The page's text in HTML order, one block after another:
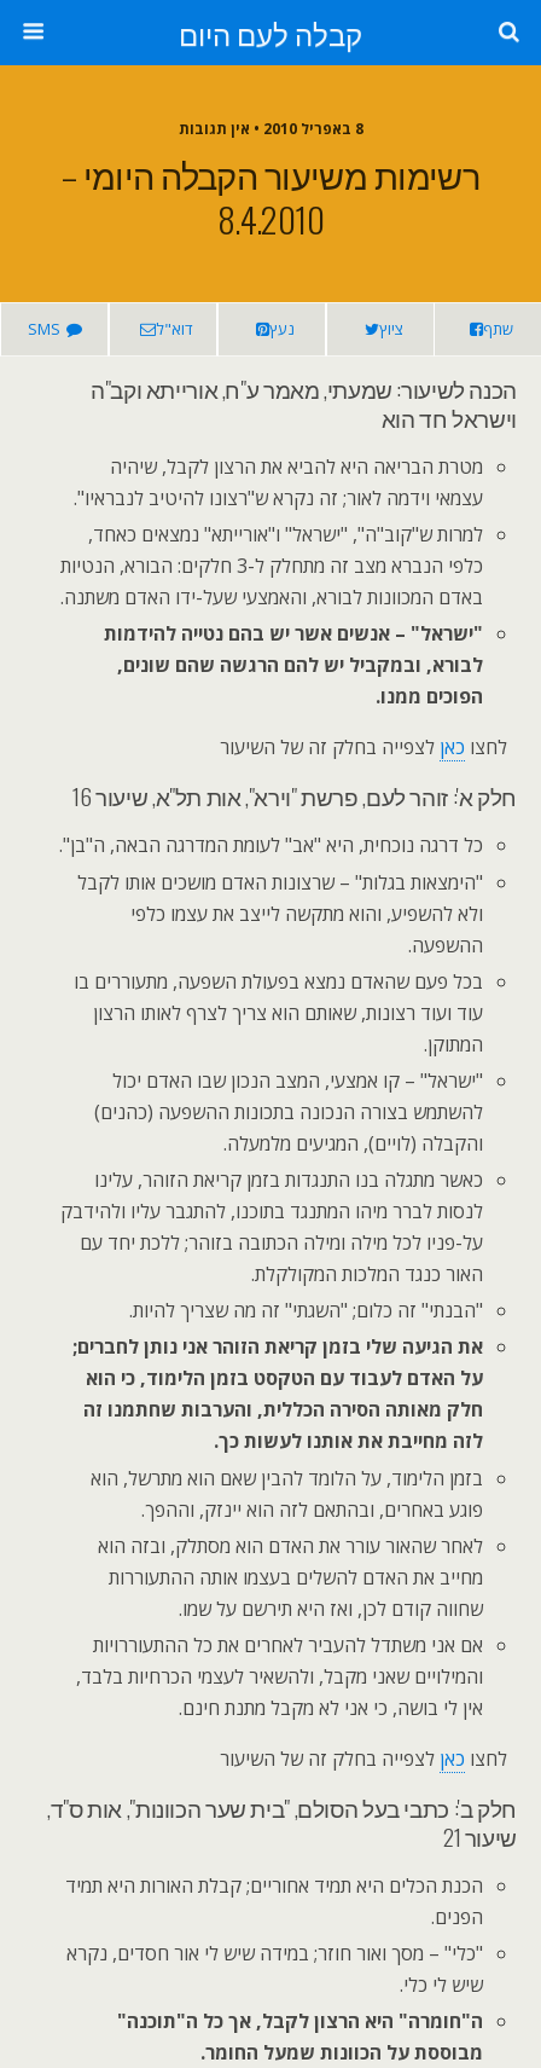
קבלה לעם היום
8 באפריל 2010 • אין תגובות
רשימות משיעור הקבלה היומי –
8.4.2010
שתף ציוץ נעץ דוא"ל SMS
הכנה לשיעור: שמעתי, מאמר ע"ח, אורייתא וקב"ה
וישראל חד הוא
מטרת הבריאה היא להביא את הרצון לקבל, שיהיה
עצמאי וידמה לאור; זה נקרא ש"רצונו להיטיב לנבראיו".
למרות ש"קוב"ה", "ישראל" ו"אורייתא" נמצאים כאחד,
כלפי הנברא מצב זה מתחלק ל-3 חלקים: הבורא, הנטיות
באדם המכוונות לבורא, והאמצעי שעל-ידו האדם משתנה.
"ישראל" – אנשים אשר יש בהם נטייה להידמות
לבורא, ובמקביל יש להם הרגשה שהם שונים,
הפוכים ממנו.
לחצו כאן לצפייה בחלק זה של השיעור
חלק א': זוהר לעם, פרשת "וירא", אות תל"א, שיעור 16
כל דרגה נוכחית, היא "אב" לעומת המדרגה הבאה, ה"בן".
"הימצאות בגלות" – שרצונות האדם מושכים אותו לקבל
ולא להשפיע, והוא מתקשה לייצב את עצמו כלפי
ההשפעה.
בכל פעם שהאדם נמצא בפעולת השפעה, מתעוררים בו
עוד ועוד רצונות, שאותם הוא צריך לצרף לאותו הרצון
המתוקן.
"ישראל" – קו אמצעי, המצב הנכון שבו האדם יכול
להשתמש בצורה הנכונה בתכונות ההשפעה (כהנים)
והקבלה (לויים), המגיעים מלמעלה.
כאשר מתגלה בנו התנגדות בזמן קריאת הזוהר, עלינו
לנסות לברר מיהו המתנגד בתוכנו, להתגבר עליו ולהידבק
על-פניו לכל מילה ומילה הכתובה בזוהר; ללכת יחד עם
האור כנגד המלכות המקולקלת.
"הבנתי" זה כלום; "השגתי" זה מה שצריך להיות.
את הגיעה שלי בזמן קריאת הזוהר אני נותן לחברים;
על האדם לעבוד עם הטקסט בזמן הלימוד, כי הוא
חלק מאותה הסירה הכללית, והערבות שחתמנו זה
לזה מחייבת את אותנו לעשות כך.
בזמן הלימוד, על הלומד להבין שאם הוא מתרשל, הוא
פוגע באחרים, ובהתאם לזה הוא יינזק, וההפך.
לאחר שהאור עורר את האדם הוא מסתלק, ובזה הוא
מחייב את האדם להשלים בעצמו אותה ההתעוררות
שחווה קודם לכן, ואז היא תירשם על שמו.
אם אני משתדל להעביר לאחרים את כל ההתעוררויות
והמילויים שאני מקבל, ולהשאיר לעצמי הכרחיות בלבד,
אין לי בושה, כי אני לא מקבל מתנת חינם.
לחצו כאן לצפייה בחלק זה של השיעור
חלק ב': כתבי בעל הסולם, "בית שער הכוונות", אות ס"ד,
שיעור 21
הכנת הכלים היא תמיד אחוריים; קבלת האורות היא תמיד
הפנים.
"כלי" – מסך ואור חוזר; במידה שיש לי אור חסדים, נקרא
שיש לי כלי.
ה"חומרה" היא הרצון לקבל, אך כל ה"תוכנה"
מבוססת על הכוונות שמעל החומר.